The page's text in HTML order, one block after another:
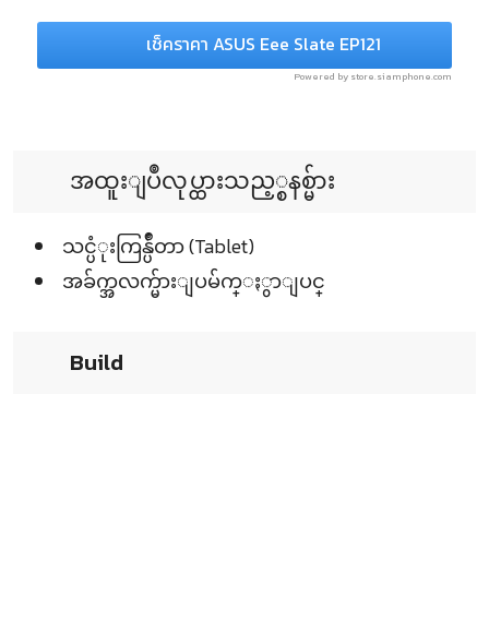
เช็คราคา ASUS Eee Slate EP121
Powered by store.siamphone.com
အထူးျပဳလုပ္ထားသည့္စနစ္မ်ား
သင္ပံုးကြန္ပ်ဳတာ (Tablet)
အခ်က္အလက္မ်ားျပမ်က္ႏွာျပင္
Build